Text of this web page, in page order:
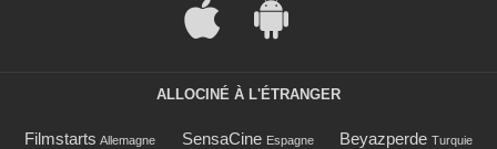
ALLOCINÉ À L'ÉTRANGER
Filmstarts Allemagne SensaCine Espagne Beyazperde Turquie